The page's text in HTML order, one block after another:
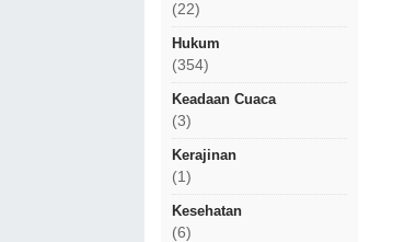
(22)
Hukum
(354)
Keadaan Cuaca
(3)
Kerajinan
(1)
Kesehatan
(6)